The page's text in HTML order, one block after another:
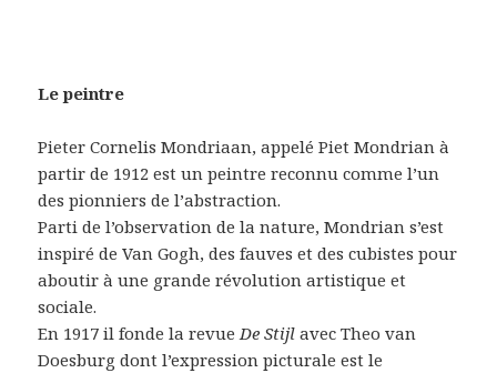
Le peintre
Pieter Cornelis Mondriaan, appelé Piet Mondrian à
partir de 1912 est un peintre reconnu comme l’un
des pionniers de l’abstraction.
Parti de l’observation de la nature, Mondrian s’est
inspiré de Van Gogh, des fauves et des cubistes pour
aboutir à une grande révolution artistique et
sociale.
En 1917 il fonde la revueDe Stijlavec Theo van
Doesburg dont l’expression picturale est le